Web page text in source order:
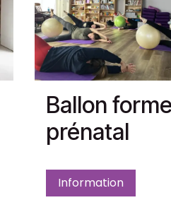
Ballon forme
prénatal
Information